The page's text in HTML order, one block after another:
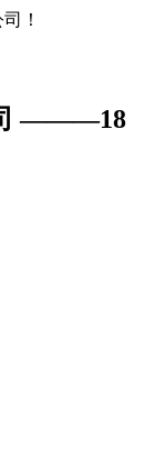
！
———18